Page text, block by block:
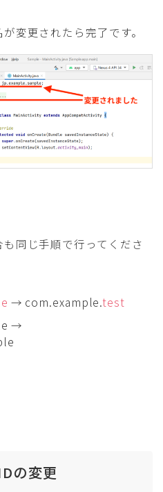
変更されたら完了です。
同じ手順で行ってくださ
→ com.example.test
→
の変更